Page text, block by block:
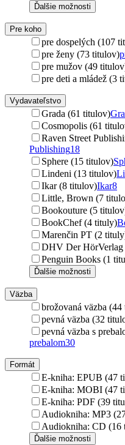
Ďalšie možnosti
Pre koho
pre dospelých (107
pre ženy (73 titulov)
pre mužov (49
pre deti a mládež (3
Vydavateľstvo
Grada (61 titulov)
Cosmopolis (61
Raven Street
Publishing18
Sphere (15 titulov)
Lindeni (13 titulov)
Ikar (8 titulov)Ikar8
Little, Brown (7
Bookouture (5
BookChef (4 tituly)
Marenčin PT (2
DHV Der
Penguin Books (1
Ďalšie možnosti
Väzba
brožovaná väzba
pevná väzba (32
pevná väzba s
prebalom30
Formát
E-kniha: EPUB (47
E-kniha: MOBI (47
E-kniha: PDF (39
Audiokniha: MP3
Audiokniha: CD (16
Ďalšie možnosti